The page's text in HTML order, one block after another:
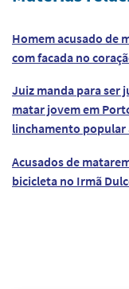
Homem acusado de
com facada no
Juiz manda para ser
matar jovem em
linchamento popular
Acusados de
bicicleta no Irmã